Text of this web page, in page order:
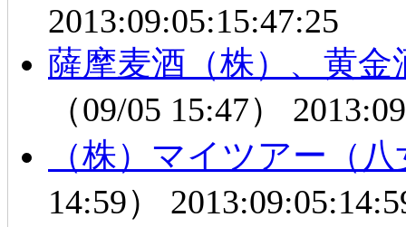
2013:09:05:15:47:25
薩摩麦酒（株）、黄
（09/05 15:47）
（株）マイツアー（
14:59）